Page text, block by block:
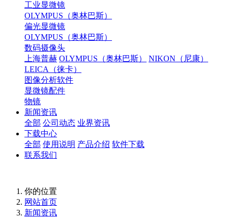
工业显微镜
OLYMPUS（奥林巴斯）
偏光显微镜
OLYMPUS（奥林巴斯）
数码摄像头
上海普赫 OLYMPUS（奥林巴斯）
NIKON（尼康）
LEICA（徕卡）
图像分析软件
显微镜配件
物镜
新闻资讯
全部 公司动态 业界资讯
下载中心
全部 使用说明 产品介绍 软件下载
联系我们
你的位置
网站首页
新闻资讯